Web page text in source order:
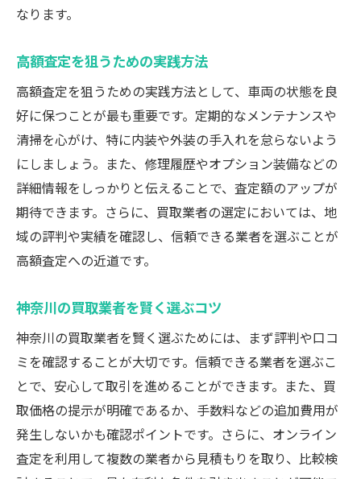
なります。
高額査定を狙うための実践方法
高額査定を狙うための実践方法として、車両の状態を良
好に保つことが最も重要です。定期的なメンテナンスや
清掃を心がけ、特に内装や外装の手入れを怠らないよう
にしましょう。また、修理履歴やオプション装備などの
詳細情報をしっかりと伝えることで、査定額のアップが
期待できます。さらに、買取業者の選定においては、地
域の評判や実績を確認し、信頼できる業者を選ぶことが
高額査定への近道です。
神奈川の買取業者を賢く選ぶコツ
神奈川の買取業者を賢く選ぶためには、まず評判や口コ
ミを確認することが大切です。信頼できる業者を選ぶこ
とで、安心して取引を進めることができます。また、買
取価格の提示が明確であるか、手数料などの追加費用が
発生しないかも確認ポイントです。さらに、オンライン
査定を利用して複数の業者から見積もりを取り、比較検